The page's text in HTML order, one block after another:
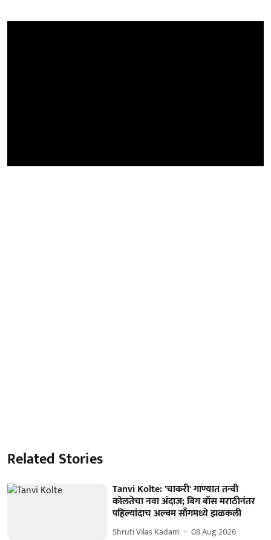
Related Stories
Tanvi Kolte: 'चाकरी' गाण्यात तन्वी
कोलतेचा नवा अंदाज; बिग बॉस मराठीनंतर
पहिल्यांदाच अल्बम साँगमध्ये झळकली
Shruti Vilas Kadam 08 Aug 2026